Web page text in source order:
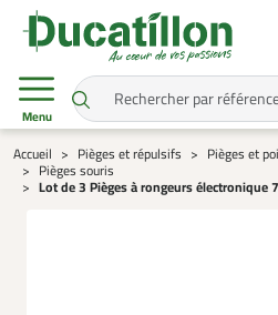
Menu
Accueil Pièges et répulsifs
Pièges et
Pièges souris
Lot de 3 Pièges à rongeurs électronique